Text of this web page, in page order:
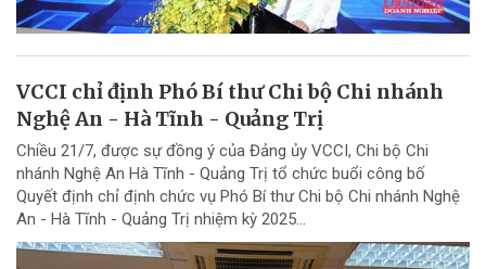
VCCI chỉ định Phó Bí thư Chi bộ Chi nhánh
Nghệ An - Hà Tĩnh - Quảng Trị
Chiều 21/7, được sự đồng ý của Đảng ủy VCCI, Chi bộ Chi
nhánh Nghệ An Hà Tĩnh - Quảng Trị tổ chức buổi công bố
Quyết định chỉ định chức vụ Phó Bí thư Chi bộ Chi nhánh Nghệ
An - Hà Tĩnh - Quảng Trị nhiệm kỳ 2025...